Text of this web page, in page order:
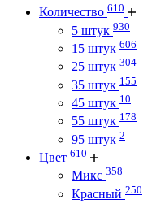
Количество 610
5 штук 930
15 штук 606
25 штук 304
35 штук 155
45 штук 10
55 штук 178
95 штук 2
Цвет 610
Микс 358
Красный 250